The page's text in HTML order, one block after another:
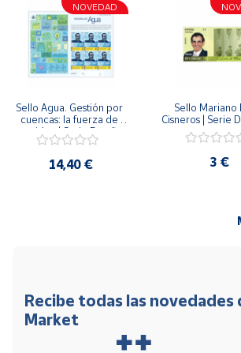
NOVEDAD
Sello Agua. Gestión por
cuencas: la fuerza de
una idea.| Serie España
ES| Pliego Premium
14,40 €
Sello Mariano
Cisneros | Serie
3 €
Recibe todas las novedades
Market